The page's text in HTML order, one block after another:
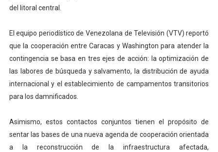
del litoral central.
​El equipo periodístico de Venezolana de Televisión (VTV) reportó
que la cooperación entre Caracas y Washington para atender la
contingencia se basa en tres ejes de acción: la optimización de
las labores de búsqueda y salvamento, la distribución de ayuda
internacional y el establecimiento de campamentos transitorios
para los damnificados.
​Asimismo, estos contactos conjuntos tienen el propósito de
sentar las bases de una nueva agenda de cooperación orientada
a la reconstrucción de la infraestructura afectada,